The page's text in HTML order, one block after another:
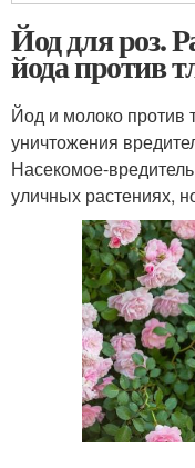
Йод для роз.
йода против
Йод и молоко против
уничтожения
Насекомое-
уличных растениях,